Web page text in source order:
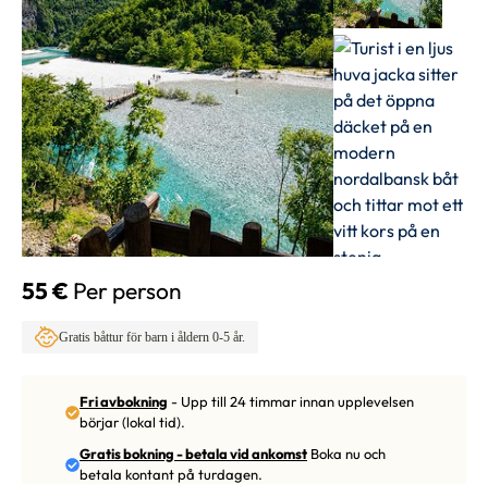
55 € Per person
Gratis båttur för barn i åldern 0-5 år.
Fri avbokning - Upp till 24 timmar innan upplevelsen
börjar (lokal tid).
Gratis bokning - betala vid ankomst Boka nu och
betala kontant på turdagen.